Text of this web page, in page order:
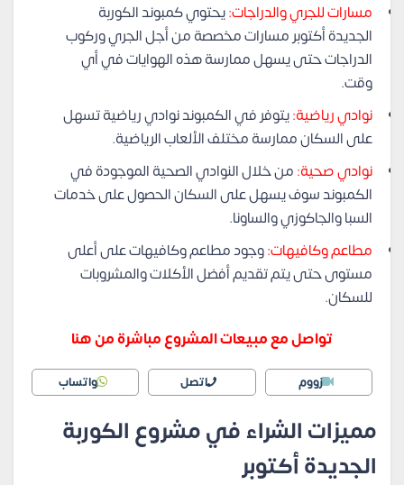
مسارات للجري والدراجات:يحتوي كمبوند الكوربة
الجديدة أكتوبر مسارات مخصصة من أجل الجري وركوب
الدراجات حتى يسهل ممارسة هذه الهوايات في أي
وقت.
نوادي رياضية:يتوفر في الكمبوند نوادي رياضية تسهل
على السكان ممارسة مختلف الألعاب الرياضية.
نوادي صحية:من خلال النوادي الصحية الموجودة في
الكمبوند سوف يسهل على السكان الحصول على خدمات
السبا والجاكوزي والساونا.
مطاعم وكافيهات:وجود مطاعم وكافيهات على أعلى
مستوى حتى يتم تقديم أفضل الأكلات والمشروبات
للسكان.
تواصل مع مبيعات المشروع مباشرة من هنا
زووم اتصل واتساب
مميزات الشراء في مشروع الكوربة
الجديدة أكتوبر